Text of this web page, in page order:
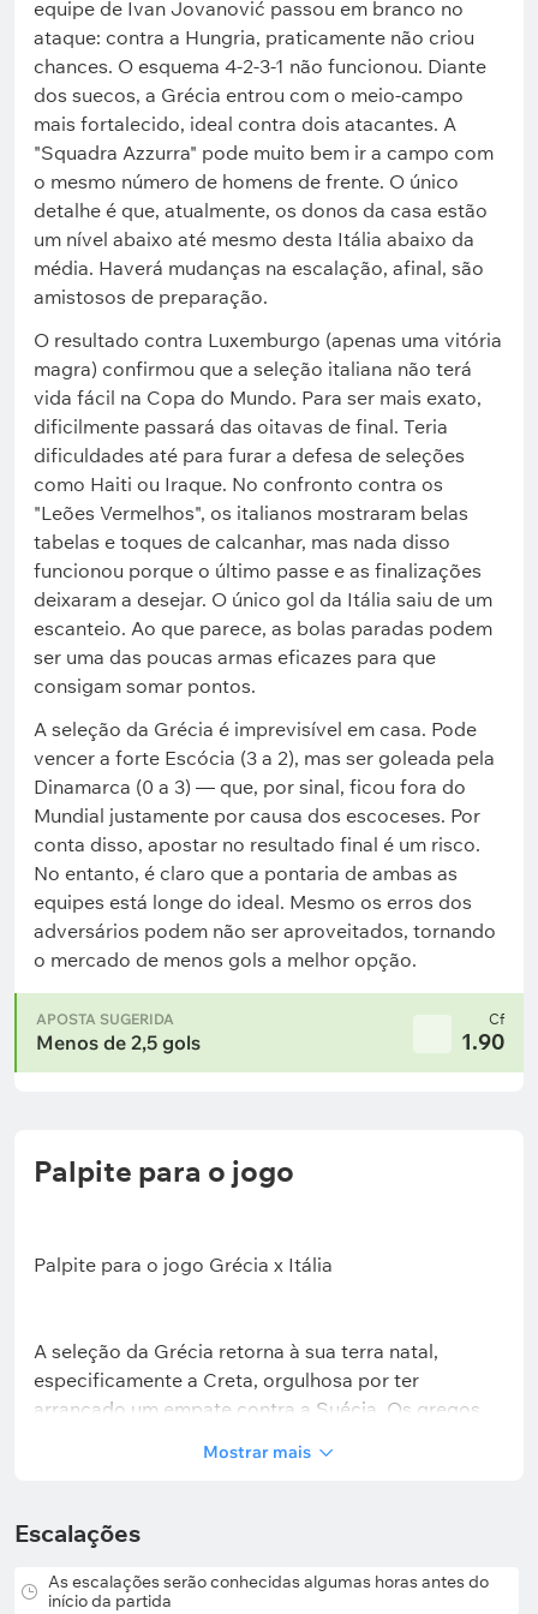
equipe de Ivan Jovanović passou em branco no
ataque: contra a Hungria, praticamente não criou
chances. O esquema 4-2-3-1 não funcionou. Diante
dos suecos, a Grécia entrou com o meio-campo
mais fortalecido, ideal contra dois atacantes. A
"Squadra Azzurra" pode muito bem ir a campo com
o mesmo número de homens de frente. O único
detalhe é que, atualmente, os donos da casa estão
um nível abaixo até mesmo desta Itália abaixo da
média. Haverá mudanças na escalação, afinal, são
amistosos de preparação.
O resultado contra Luxemburgo (apenas uma vitória
magra) confirmou que a seleção italiana não terá
vida fácil na Copa do Mundo. Para ser mais exato,
dificilmente passará das oitavas de final. Teria
dificuldades até para furar a defesa de seleções
como Haiti ou Iraque. No confronto contra os
"Leões Vermelhos", os italianos mostraram belas
tabelas e toques de calcanhar, mas nada disso
funcionou porque o último passe e as finalizações
deixaram a desejar. O único gol da Itália saiu de um
escanteio. Ao que parece, as bolas paradas podem
ser uma das poucas armas eficazes para que
consigam somar pontos.
A seleção da Grécia é imprevisível em casa. Pode
vencer a forte Escócia (3 a 2), mas ser goleada pela
Dinamarca (0 a 3) — que, por sinal, ficou fora do
Mundial justamente por causa dos escoceses. Por
conta disso, apostar no resultado final é um risco.
No entanto, é claro que a pontaria de ambas as
equipes está longe do ideal. Mesmo os erros dos
adversários podem não ser aproveitados, tornando
o mercado de menos gols a melhor opção.
APOSTA SUGERIDA
Menos de 2,5 gols
Cf
1.90
Palpite para o jogo
Palpite para o jogo Grécia x Itália
A seleção da Grécia retorna à sua terra natal,
especificamente a Creta, orgulhosa por ter
arrancado um empate contra a Suécia. Os gregos
pior que os adversários. Esta Itália também é uma
Após três jogos sem marcar, fazer dois gols em 90
equipe de Ivan Jovanović passou em branco no
Mostrar mais
Escalações
As escalações serão conhecidas algumas horas antes do
início da partida